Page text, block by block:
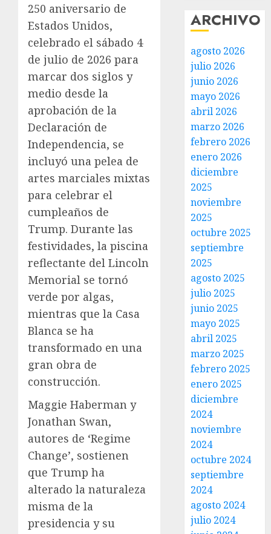
250 aniversario de
Estados Unidos,
celebrado el sábado 4
de julio de 2026 para
marcar dos siglos y
medio desde la
aprobación de la
Declaración de
Independencia, se
incluyó una pelea de
artes marciales mixtas
para celebrar el
cumpleaños de
Trump. Durante las
festividades, la piscina
reflectante del Lincoln
Memorial se tornó
verde por algas,
mientras que la Casa
Blanca se ha
transformado en una
gran obra de
construcción.
Maggie Haberman y
Jonathan Swan,
autores de ‘Regime
Change’, sostienen
que Trump ha
alterado la naturaleza
misma de la
presidencia y su
ARCHIVO
agosto 2026
julio 2026
junio 2026
mayo 2026
abril 2026
marzo 2026
febrero 2026
enero 2026
diciembre
2025
noviembre
2025
octubre 2025
septiembre
2025
agosto 2025
julio 2025
junio 2025
mayo 2025
abril 2025
marzo 2025
febrero 2025
enero 2025
diciembre
2024
noviembre
2024
octubre 2024
septiembre
2024
agosto 2024
julio 2024